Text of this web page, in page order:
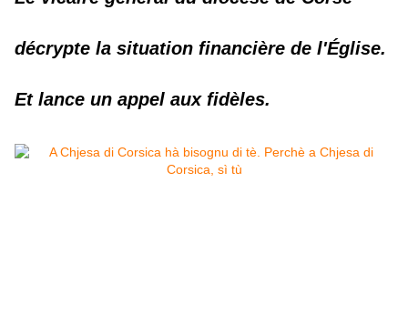
décrypte la situation financière de l'Église.
Et lance un appel aux fidèles.